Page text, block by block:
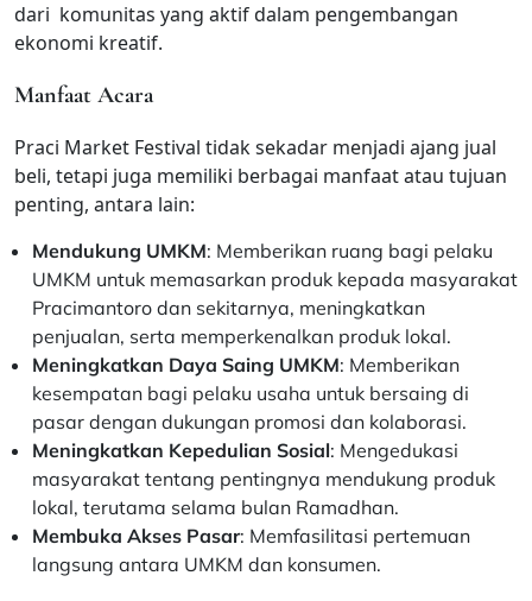
dari komunitas yang aktif dalam pengembangan
ekonomi kreatif.
Manfaat Acara
Praci Market Festival tidak sekadar menjadi ajang jual
beli, tetapi juga memiliki berbagai manfaat atau tujuan
penting, antara lain:
Mendukung UMKM: Memberikan ruang bagi pelaku
UMKM untuk memasarkan produk kepada masyarakat
Pracimantoro dan sekitarnya, meningkatkan
penjualan, serta memperkenalkan produk lokal.
Meningkatkan Daya Saing UMKM: Memberikan
kesempatan bagi pelaku usaha untuk bersaing di
pasar dengan dukungan promosi dan kolaborasi.
Meningkatkan Kepedulian Sosial: Mengedukasi
masyarakat tentang pentingnya mendukung produk
lokal, terutama selama bulan Ramadhan.
Membuka Akses Pasar: Memfasilitasi pertemuan
langsung antara UMKM dan konsumen.